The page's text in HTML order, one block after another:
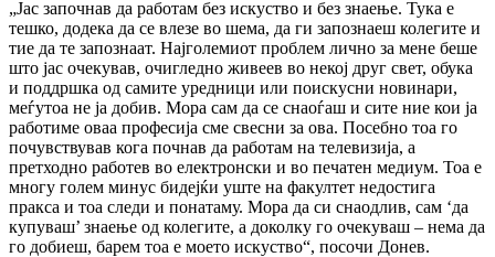
„Јас започнав да работам без искуство и без знаење. Тука е
тешко, додека да се влезе во шема, да ги запознаеш колегите и
тие да те запознаат. Најголемиот проблем лично за мене беше
што јас очекував, очигледно живеев во некој друг свет, обука
и поддршка од самите уредници или поискусни новинари,
меѓутоа не ја добив. Мора сам да се снаоѓаш и сите ние кои ја
работиме оваа професија сме свесни за ова. Посебно тоа го
почувствував кога почнав да работам на телевизија, а
претходно работев во електронски и во печатен медиум. Тоа е
многу голем минус бидејќи уште на факултет недостига
пракса и тоа следи и понатаму. Мора да си снаодлив, сам ‘да
купуваш’ знаење од колегите, а доколку го очекуваш – нема да
го добиеш, барем тоа е моето искуство“, посочи Донев.